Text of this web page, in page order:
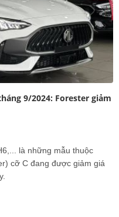
9/2024: Forester giảm
là những mẫu thuộc
cỡ C đang được giảm giá